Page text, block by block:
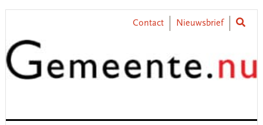
Skip
primary
navigation
Skip
content
Skip
primary
sidebar
Skip
footer
Contact Nieuwsbrief